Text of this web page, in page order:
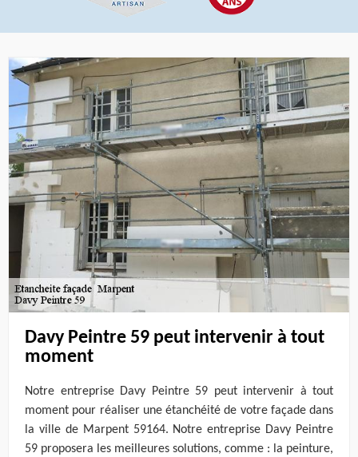
Davy Peintre 59 peut intervenir à tout
moment
Notre entreprise Davy Peintre 59 peut intervenir à tout
moment pour réaliser une étanchéité de votre façade dans
la ville de Marpent 59164. Notre entreprise Davy Peintre
59 proposera les meilleures solutions, comme : la peinture,